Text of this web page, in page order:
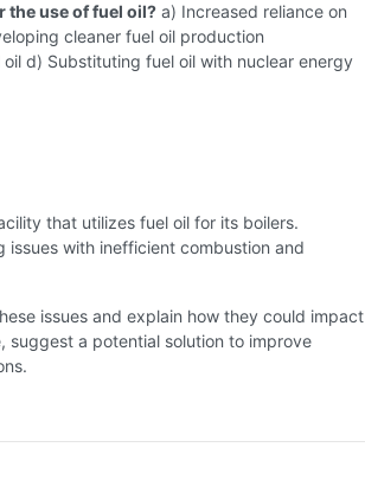
the use of fuel oil? a) Increased reliance on
cleaner fuel oil production
d) Substituting fuel oil with nuclear energy
that utilizes fuel oil for its boilers.
issues with inefficient combustion and
issues and explain how they could impact
suggest a potential solution to improve